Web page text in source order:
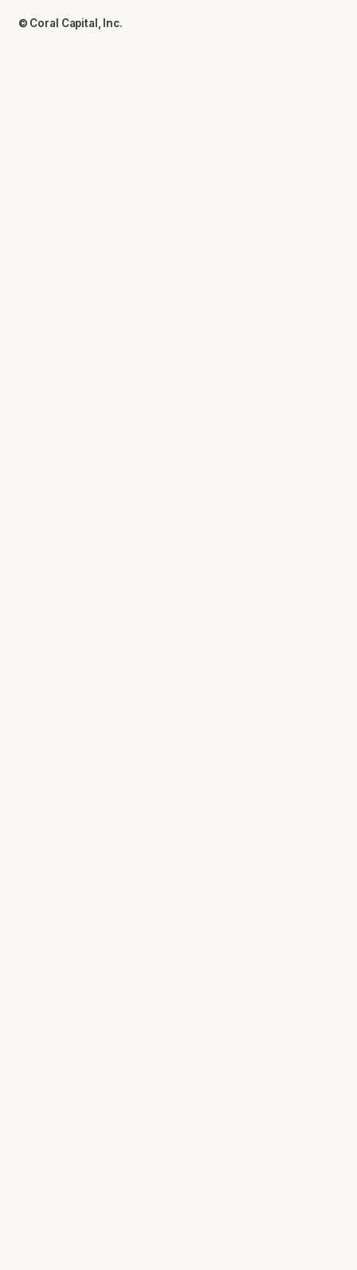
© Coral Capital, Inc.